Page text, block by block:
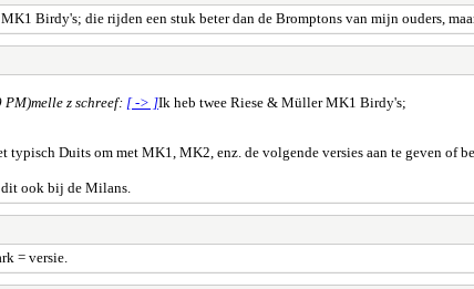
Birdy's; die rijden een stuk beter dan de Bromptons van mijn ouders,
PM)melle z schreef: [ -> ]Ik heb twee Riese & Müller MK1 Birdy's;
typisch Duits om met MK1, MK2, enz. de volgende versies aan te geven of
ook bij de Milans.
= versie.